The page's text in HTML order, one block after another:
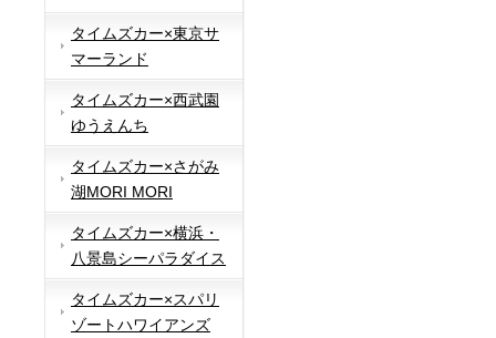
タイムズカー×東京サ
マーランド
タイムズカー×西武園
ゆうえんち
タイムズカー×さがみ
湖MORI MORI
タイムズカー×横浜・
八景島シーパラダイス
タイムズカー×スパリ
ゾートハワイアンズ